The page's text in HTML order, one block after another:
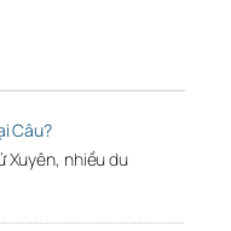
Câu?
Xuyên, nhiều du